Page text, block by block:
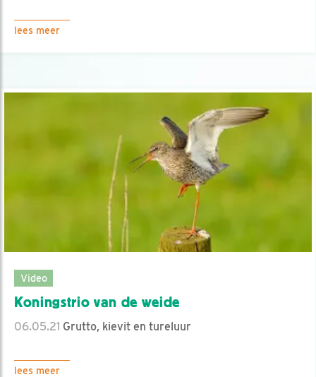
lees meer
Video
Koningstrio van de weide
06.05.21 Grutto, kievit en tureluur
lees meer